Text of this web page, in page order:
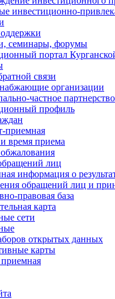
инвестиционно-
семинары, форумы
портал
связи
организации
частное партнерство
профиль
приемная
время приема
лиц
информация о
обращений лиц и
правовая база
карта
сети
открытых данных
карты